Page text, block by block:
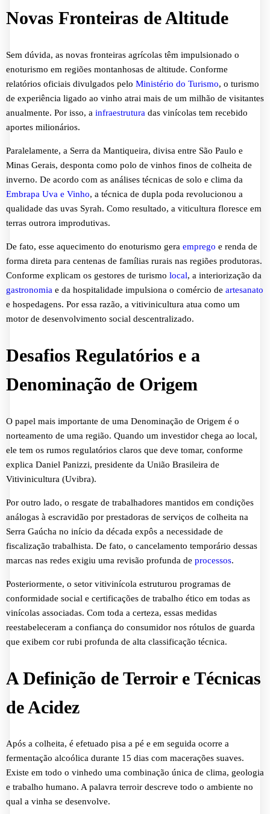
Novas Fronteiras de Altitude
Sem dúvida, as novas fronteiras agrícolas têm impulsionado o
enoturismo em regiões montanhosas de altitude. Conforme
relatórios oficiais divulgados pelo Ministério do Turismo, o turismo
de experiência ligado ao vinho atrai mais de um milhão de visitantes
anualmente. Por isso, a infraestrutura das vinícolas tem recebido
aportes milionários.
Paralelamente, a Serra da Mantiqueira, divisa entre São Paulo e
Minas Gerais, desponta como polo de vinhos finos de colheita de
inverno. De acordo com as análises técnicas de solo e clima da
Embrapa Uva e Vinho, a técnica de dupla poda revolucionou a
qualidade das uvas Syrah. Como resultado, a viticultura floresce em
terras outrora improdutivas.
De fato, esse aquecimento do enoturismo gera emprego e renda de
forma direta para centenas de famílias rurais nas regiões produtoras.
Conforme explicam os gestores de turismo local, a interiorização da
gastronomia e da hospitalidade impulsiona o comércio de artesanato
e hospedagens. Por essa razão, a vitivinicultura atua como um
motor de desenvolvimento social descentralizado.
Desafios Regulatórios e a
Denominação de Origem
O papel mais importante de uma Denominação de Origem é o
norteamento de uma região. Quando um investidor chega ao local,
ele tem os rumos regulatórios claros que deve tomar, conforme
explica Daniel Panizzi, presidente da União Brasileira de
Vitivinicultura (Uvibra).
Por outro lado, o resgate de trabalhadores mantidos em condições
análogas à escravidão por prestadoras de serviços de colheita na
Serra Gaúcha no início da década expôs a necessidade de
fiscalização trabalhista. De fato, o cancelamento temporário dessas
marcas nas redes exigiu uma revisão profunda de processos.
Posteriormente, o setor vitivinícola estruturou programas de
conformidade social e certificações de trabalho ético em todas as
vinícolas associadas. Com toda a certeza, essas medidas
reestabeleceram a confiança do consumidor nos rótulos de guarda
que exibem cor rubi profunda de alta classificação técnica.
A Definição de Terroir e Técnicas
de Acidez
Após a colheita, é efetuado pisa a pé e em seguida ocorre a
fermentação alcoólica durante 15 dias com macerações suaves.
Existe em todo o vinhedo uma combinação única de clima, geologia
e trabalho humano. A palavra terroir descreve todo o ambiente no
qual a vinha se desenvolve.